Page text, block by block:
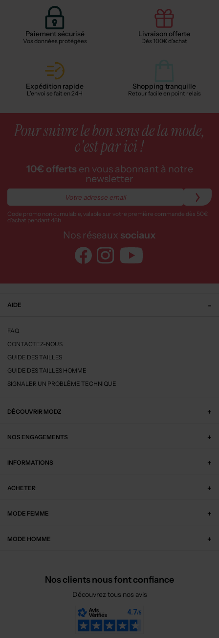
Paiement sécurisé
Vos données protégées
Livraison offerte
Dès 100€ d'achat
Expédition rapide
L'envoi se fait en 24H
Shopping tranquille
Retour facile en point relais
Pour suivre le bon sens de la mode,
c'est par ici !
10€ offerts en vous abonnant à notre
newsletter
Code promo non cumulable, valable sur votre première commande dès 50€
d’achat pendant 48h
Nos réseaux sociaux
AIDE
FAQ
CONTACTEZ-NOUS
GUIDE DES TAILLES
GUIDE DES TAILLES HOMME
SIGNALER UN PROBLÈME TECHNIQUE
DÉCOUVRIR MODZ
NOS ENGAGEMENTS
INFORMATIONS
ACHETER
MODE FEMME
MODE HOMME
Nos clients nous font confiance
Découvrez tous nos avis